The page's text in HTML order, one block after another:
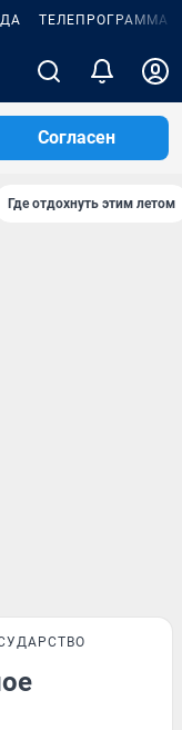
ТЕЛЕПРОГРАММА
Согласен
Где отдохнуть этим летом